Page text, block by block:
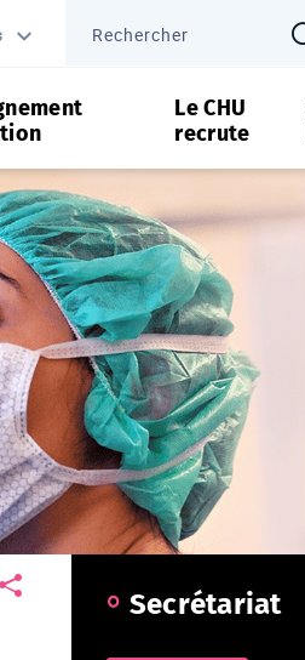
Le CHU
recrute
Secrétariat